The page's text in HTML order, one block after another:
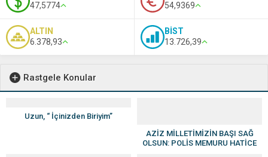
47,5774
54,9369
ALTIN
6.378,93
BİST
13.726,39
Rastgele Konular
Uzun, “ İçinizden Biriyim”
AZİZ MİLLETİMİZİN BAŞI SAĞ
OLSUN: POLİS MEMURU HATİCE